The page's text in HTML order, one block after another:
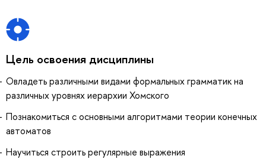
Цель освоения дисциплины
Овладеть различными видами формальных грамматик на
различных уровнях иерархии Хомского
Познакомиться с основными алгоритмами теории конечных
автоматов
Научиться строить регулярные выражения